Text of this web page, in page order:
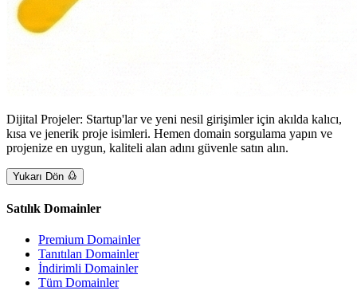
Dijital Projeler: Startup'lar ve yeni nesil girişimler için akılda kalıcı,
kısa ve jenerik proje isimleri. Hemen domain sorgulama yapın ve
projenize en uygun, kaliteli alan adını güvenle satın alın.
Yukarı Dön
Satılık Domainler
Premium Domainler
Tanıtılan Domainler
İndirimli Domainler
Tüm Domainler